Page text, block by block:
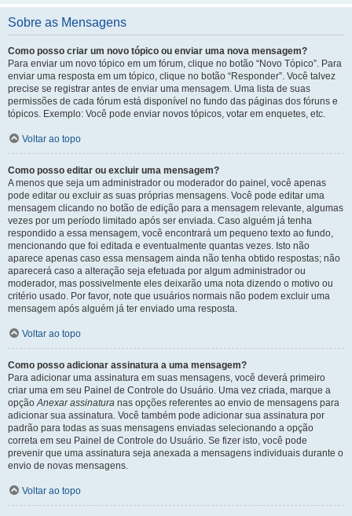
Sobre as Mensagens
Como posso criar um novo tópico ou enviar uma nova mensagem?
Para enviar um novo tópico em um fórum, clique no botão “Novo Tópico”. Para
enviar uma resposta em um tópico, clique no botão “Responder”. Você talvez
precise se registrar antes de enviar uma mensagem. Uma lista de suas
permissões de cada fórum está disponível no fundo das páginas dos fóruns e
tópicos. Exemplo: Você pode enviar novos tópicos, votar em enquetes, etc.
Voltar ao topo
Como posso editar ou excluir uma mensagem?
A menos que seja um administrador ou moderador do painel, você apenas
pode editar ou excluir as suas próprias mensagens. Você pode editar uma
mensagem clicando no botão de edição para a mensagem relevante, algumas
vezes por um período limitado após ser enviada. Caso alguém já tenha
respondido a essa mensagem, você encontrará um pequeno texto ao fundo,
mencionando que foi editada e eventualmente quantas vezes. Isto não
aparece apenas caso essa mensagem ainda não tenha obtido respostas; não
aparecerá caso a alteração seja efetuada por algum administrador ou
moderador, mas possivelmente eles deixarão uma nota dizendo o motivo ou
critério usado. Por favor, note que usuários normais não podem excluir uma
mensagem após alguém já ter enviado uma resposta.
Voltar ao topo
Como posso adicionar assinatura a uma mensagem?
Para adicionar uma assinatura em suas mensagens, você deverá primeiro
criar uma em seu Painel de Controle do Usuário. Uma vez criada, marque a
opçãoAnexar assinatura nas opções referentes ao envio de mensagens para
adicionar sua assinatura. Você também pode adicionar sua assinatura por
padrão para todas as suas mensagens enviadas selecionando a opção
correta em seu Painel de Controle do Usuário. Se fizer isto, você pode
prevenir que uma assinatura seja anexada a mensagens individuais durante o
envio de novas mensagens.
Voltar ao topo